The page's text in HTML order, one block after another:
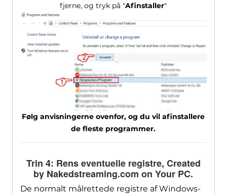
fjerne, og tryk på "Afinstaller"
Følg anvisningerne ovenfor, og du vil afinstallere
de fleste programmer.
Trin 4: Rens eventuelle registre, Created
by Nakedstreaming.com on Your PC.
De normalt målrettede registre af Windows-